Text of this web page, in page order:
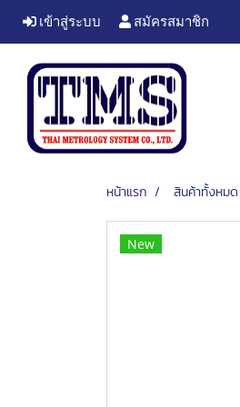
เข้าสู่ระบบ สมัครสมาชิก
หน้าแรก สินค้าทั้งหมด
New